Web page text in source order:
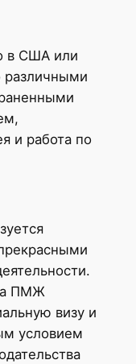
в США или
различными
и работа по
ПМЖ
визу и
условием